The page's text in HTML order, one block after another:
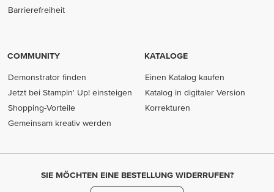
Barrierefreiheit
COMMUNITY
Demonstrator finden
Jetzt bei Stampin' Up! einsteigen
Shopping-Vorteile
Gemeinsam kreativ werden
KATALOGE
Einen Katalog kaufen
Katalog in digitaler Version
Korrekturen
SIE MÖCHTEN EINE BESTELLUNG WIDERRUFEN?